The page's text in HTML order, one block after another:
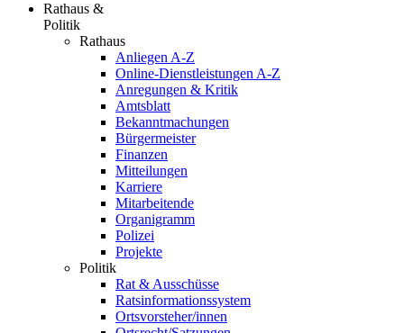
Rathaus &
Politik
Rathaus
Anliegen A-Z
Online-Dienstleistungen A-Z
Anregungen & Kritik
Amtsblatt
Bekanntmachungen
Bürgermeister
Finanzen
Mitteilungen
Karriere
Mitarbeitende
Organigramm
Polizei
Projekte
Politik
Rat & Ausschüsse
Ratsinformationssystem
Ortsvorsteher/innen